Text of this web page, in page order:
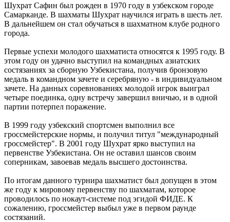
Шухрат Сафин был рожден в 1970 году в узбекском городе
Самарканде. В шахматы Шухрат научился играть в шесть лет.
В дальнейшем он стал обучаться в шахматном клубе родного
города.
Первые успехи молодого шахматиста относятся к 1995 году. В
этом году он удачно выступил на командных азиатских
состязаниях за сборную Узбекистана, получив бронзовую
медаль в командном зачете и серебряную - в индивидуальном
зачете. На данных соревнованиях молодой игрок выиграл
четыре поединка, одну встречу завершил вничью, и в одной
партии потерпел поражение.
В 1999 году узбекский спортсмен выполнил все
гроссмейстерские нормы, и получил титул "международный
гроссмейстер". В 2001 году Шухрат ярко выступил на
первенстве Узбекистана. Он не оставил шансов своим
соперникам, завоевав медаль высшего достоинства.
По итогам данного турнира шахматист был допущен в этом
же году к мировому первенству по шахматам, которое
проводилось по нокаут-системе под эгидой ФИДЕ. К
сожалению, гроссмейстер выбыл уже в первом раунде
состязаний.